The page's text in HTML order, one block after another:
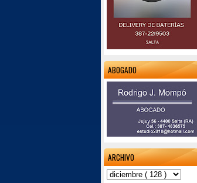
ABOGADO
ARCHIVO